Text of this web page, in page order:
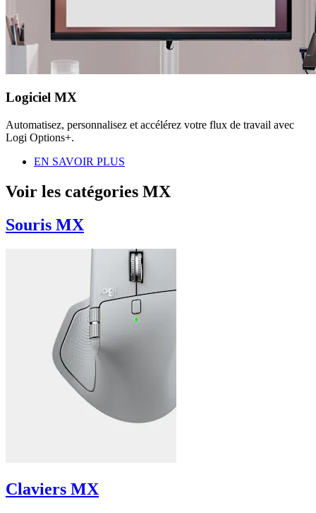
Logiciel MX
Automatisez, personnalisez et accélérez votre flux de travail avec
Logi Options+.
EN SAVOIR PLUS
Voir les catégories MX
Souris MX
Claviers MX